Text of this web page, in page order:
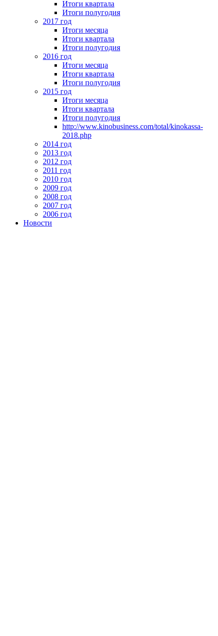
Итоги квартала
Итоги полугодия
2017 год
Итоги месяца
Итоги квартала
Итоги полугодия
2016 год
Итоги месяца
Итоги квартала
Итоги полугодия
2015 год
Итоги месяца
Итоги квартала
Итоги полугодия
http://www.kinobusiness.com/total/kinokassa-
2018.php
2014 год
2013 год
2012 год
2011 год
2010 год
2009 год
2008 год
2007 год
2006 год
Новости